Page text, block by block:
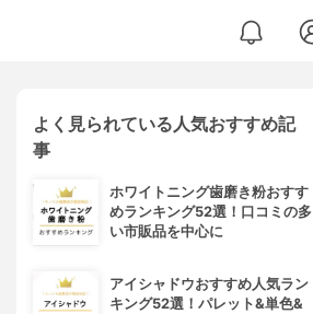
よく見られている人気おすすめ記
事
ホワイトニング歯磨き粉おすす
めランキング52選！口コミの多
い市販品を中心に
アイシャドウおすすめ人気ラン
キング52選！パレット&単色&